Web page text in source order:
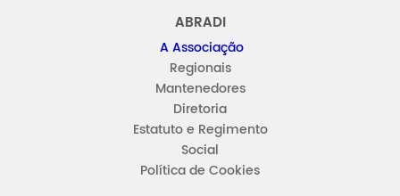
ABRADI
A Associação
Regionais
Mantenedores
Diretoria
Estatuto e Regimento
Social
Política de Cookies